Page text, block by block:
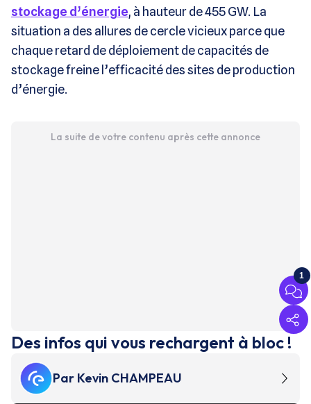
stockage d’énergie, à hauteur de 455 GW. La
situation a des allures de cercle vicieux parce que
chaque retard de déploiement de capacités de
stockage freine l’efficacité des sites de production
d’énergie.
La suite de votre contenu après cette annonce
1
Des infos qui vous rechargent à bloc !
Par Kevin CHAMPEAU